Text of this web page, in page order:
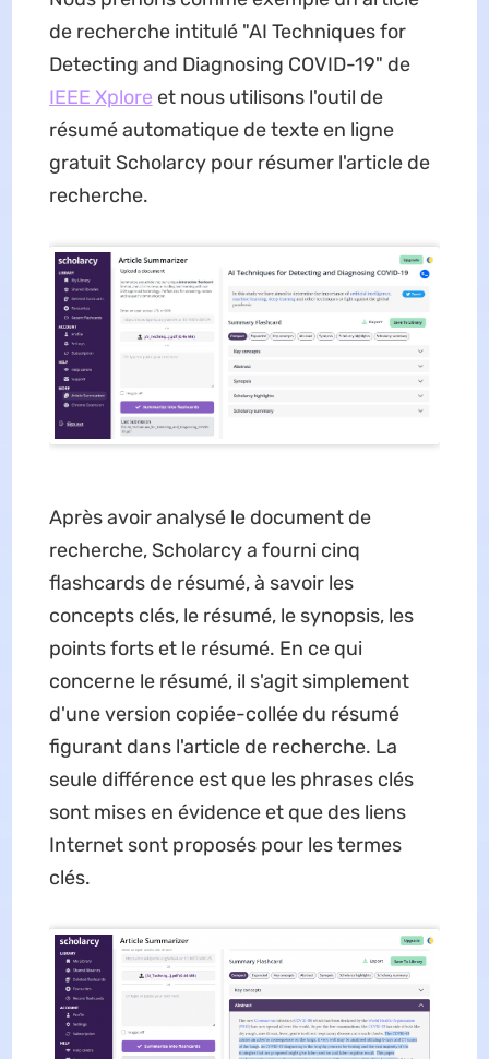
de recherche intitulé "AI Techniques for
Detecting and Diagnosing COVID-19" de
IEEE Xplore et nous utilisons l'outil de
résumé automatique de texte en ligne
gratuit Scholarcy pour résumer l'article de
recherche.
Après avoir analysé le document de
recherche, Scholarcy a fourni cinq
flashcards de résumé, à savoir les
concepts clés, le résumé, le synopsis, les
points forts et le résumé. En ce qui
concerne le résumé, il s'agit simplement
d'une version copiée-collée du résumé
figurant dans l'article de recherche. La
seule différence est que les phrases clés
sont mises en évidence et que des liens
Internet sont proposés pour les termes
clés.